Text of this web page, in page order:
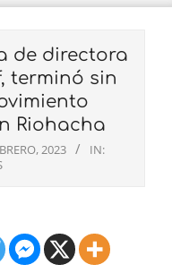
de directora
terminó sin
Riohacha
2023
IN: